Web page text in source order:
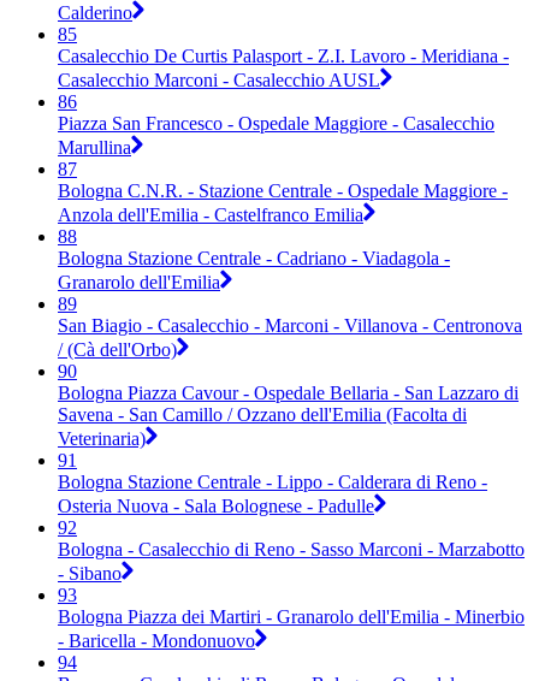
Calderino
85
Casalecchio De Curtis Palasport - Z.I. Lavoro - Meridiana -
Casalecchio Marconi - Casalecchio AUSL
86
Piazza San Francesco - Ospedale Maggiore - Casalecchio
Marullina
87
Bologna C.N.R. - Stazione Centrale - Ospedale Maggiore -
Anzola dell'Emilia - Castelfranco Emilia
88
Bologna Stazione Centrale - Cadriano - Viadagola -
Granarolo dell'Emilia
89
San Biagio - Casalecchio - Marconi - Villanova - Centronova
/ (Cà dell'Orbo)
90
Bologna Piazza Cavour - Ospedale Bellaria - San Lazzaro di
Savena - San Camillo / Ozzano dell'Emilia (Facolta di
Veterinaria)
91
Bologna Stazione Centrale - Lippo - Calderara di Reno -
Osteria Nuova - Sala Bolognese - Padulle
92
Bologna - Casalecchio di Reno - Sasso Marconi - Marzabotto
- Sibano
93
Bologna Piazza dei Martiri - Granarolo dell'Emilia - Minerbio
- Baricella - Mondonuovo
94